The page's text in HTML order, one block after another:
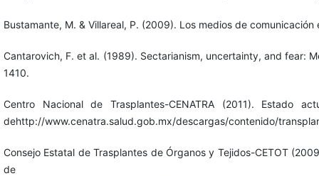
Bustamante, M. & Villareal, P. (2009). Los medios de
Cantarovich, F. et al. (1989). Sectarianism, uncertainty, and fear:
1410.
Centro Nacional de Trasplantes-CENATRA (2011).
dehttp://www.cenatra.salud.gob.mx/descargas/contenido/
Consejo Estatal de Trasplantes de Órganos y Tejidos-CETOT
de